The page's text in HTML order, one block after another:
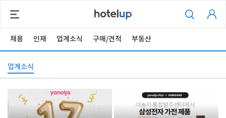
채용 인재 업계소식 구매/견적 부동산
업계소식